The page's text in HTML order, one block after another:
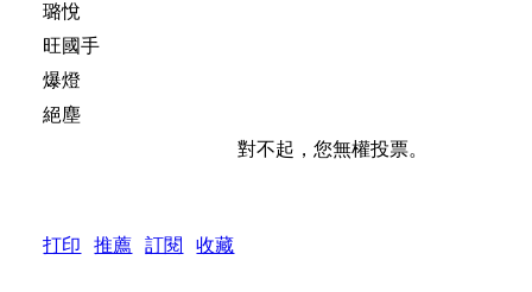
璐悅
旺國手
爆燈
絕塵
對不起，您無權投票。
打印 |推薦 |訂閱 |收藏